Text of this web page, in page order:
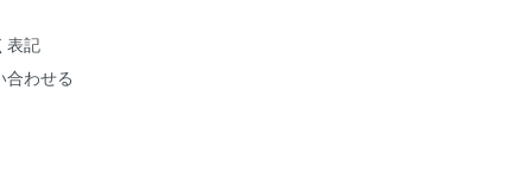
表記
合わせる